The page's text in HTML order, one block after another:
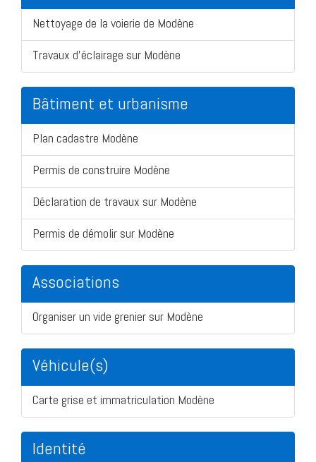
Nettoyage de la voierie de Modène
Travaux d'éclairage sur Modène
Bâtiment et urbanisme
Plan cadastre Modène
Permis de construire Modène
Déclaration de travaux sur Modène
Permis de démolir sur Modène
Associations
Organiser un vide grenier sur Modène
Véhicule(s)
Carte grise et immatriculation Modène
Identité